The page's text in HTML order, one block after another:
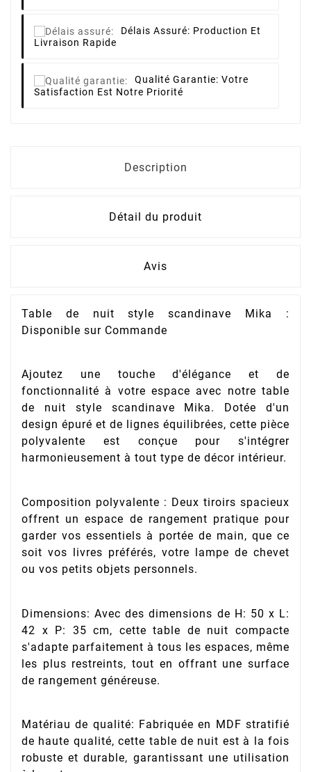
Délais Assuré: Production Et
Livraison Rapide
Qualité Garantie: Votre
Satisfaction Est Notre Priorité
Description
Détail du produit
Avis
Table de nuit style scandinave Mika :
Disponible sur Commande
Ajoutez une touche d'élégance et de
fonctionnalité à votre espace avec notre table
de nuit style scandinave Mika. Dotée d'un
design épuré et de lignes équilibrées, cette pièce
polyvalente est conçue pour s'intégrer
harmonieusement à tout type de décor intérieur.
Composition polyvalente : Deux tiroirs spacieux
offrent un espace de rangement pratique pour
garder vos essentiels à portée de main, que ce
soit vos livres préférés, votre lampe de chevet
ou vos petits objets personnels.
Dimensions: Avec des dimensions de H: 50 x L:
42 x P: 35 cm, cette table de nuit compacte
s'adapte parfaitement à tous les espaces, même
les plus restreints, tout en offrant une surface
de rangement généreuse.
Matériau de qualité: Fabriquée en MDF stratifié
de haute qualité, cette table de nuit est à la fois
robuste et durable, garantissant une utilisation